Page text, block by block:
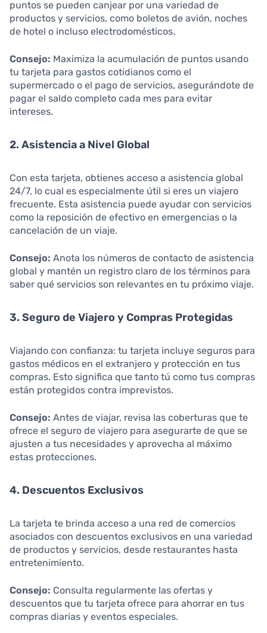
puntos se pueden canjear por una variedad de
productos y servicios, como boletos de avión, noches
de hotel o incluso electrodomésticos.
Consejo: Maximiza la acumulación de puntos usando
tu tarjeta para gastos cotidianos como el
supermercado o el pago de servicios, asegurándote de
pagar el saldo completo cada mes para evitar
intereses.
2. Asistencia a Nivel Global
Con esta tarjeta, obtienes acceso a asistencia global
24/7, lo cual es especialmente útil si eres un viajero
frecuente. Esta asistencia puede ayudar con servicios
como la reposición de efectivo en emergencias o la
cancelación de un viaje.
Consejo: Anota los números de contacto de asistencia
global y mantén un registro claro de los términos para
saber qué servicios son relevantes en tu próximo viaje.
3. Seguro de Viajero y Compras Protegidas
Viajando con confianza: tu tarjeta incluye seguros para
gastos médicos en el extranjero y protección en tus
compras. Esto significa que tanto tú como tus compras
están protegidos contra imprevistos.
Consejo: Antes de viajar, revisa las coberturas que te
ofrece el seguro de viajero para asegurarte de que se
ajusten a tus necesidades y aprovecha al máximo
estas protecciones.
4. Descuentos Exclusivos
La tarjeta te brinda acceso a una red de comercios
asociados con descuentos exclusivos en una variedad
de productos y servicios, desde restaurantes hasta
entretenimiento.
Consejo: Consulta regularmente las ofertas y
descuentos que tu tarjeta ofrece para ahorrar en tus
compras diarias y eventos especiales.